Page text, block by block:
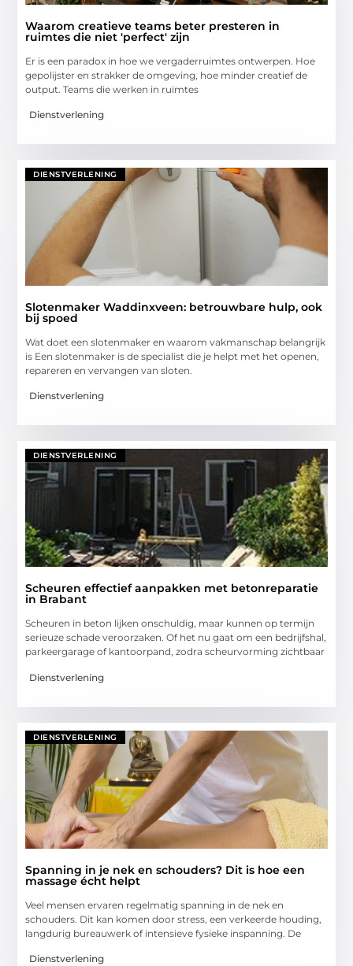
Waarom creatieve teams beter presteren in
ruimtes die niet 'perfect' zijn
Er is een paradox in hoe we vergaderruimtes ontwerpen. Hoe
gepolijster en strakker de omgeving, hoe minder creatief de
output. Teams die werken in ruimtes
Dienstverlening
DIENSTVERLENING
Slotenmaker Waddinxveen: betrouwbare hulp, ook
bij spoed
Wat doet een slotenmaker en waarom vakmanschap belangrijk
is Een slotenmaker is de specialist die je helpt met het openen,
repareren en vervangen van sloten.
Dienstverlening
DIENSTVERLENING
Scheuren effectief aanpakken met betonreparatie
in Brabant
Scheuren in beton lijken onschuldig, maar kunnen op termijn
serieuze schade veroorzaken. Of het nu gaat om een bedrijfshal,
parkeergarage of kantoorpand, zodra scheurvorming zichtbaar
Dienstverlening
DIENSTVERLENING
Spanning in je nek en schouders? Dit is hoe een
massage écht helpt
Veel mensen ervaren regelmatig spanning in de nek en
schouders. Dit kan komen door stress, een verkeerde houding,
langdurig bureauwerk of intensieve fysieke inspanning. De
Dienstverlening